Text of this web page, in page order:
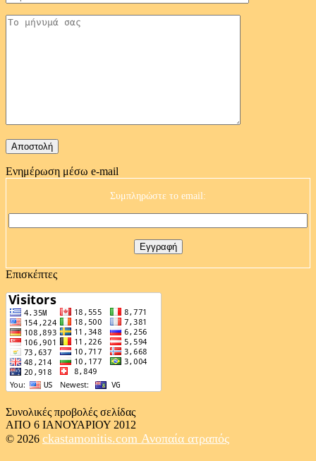
Ενημέρωση μέσω e-mail
Συμπληρώστε το email:
Επισκέπτες
Συνολικές προβολές σελίδας
ΑΠΟ 6 ΙΑΝΟΥΑΡΙΟΥ 2012
© 2026 ckastamonitis.com Ανοπαία ατραπός